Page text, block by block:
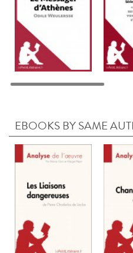
EBOOKS BY SAME